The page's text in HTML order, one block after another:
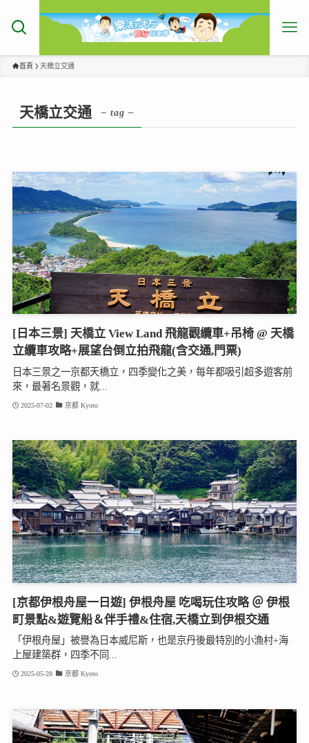
首頁 天橋立交通
天橋立交通 – tag –
[日本三景] 天橋立 View Land 飛龍觀纜車+吊椅 @ 天橋
立纜車攻略+展望台倒立拍飛龍(含交通,門票)
日本三景之一京都天橋立，四季變化之美，每年都吸引超多遊客前
來，最著名景觀，就...
2025-07-02 京都 Kyoto
[京都伊根舟屋一日遊] 伊根舟屋 吃喝玩住攻略 ＠ 伊根
町景點&遊覽船＆伴手禮&住宿,天橋立到伊根交通
「伊根舟屋」被譽為日本威尼斯，也是京丹後最特別的小漁村+海
上屋建築群，四季不同...
2025-05-28 京都 Kyoto